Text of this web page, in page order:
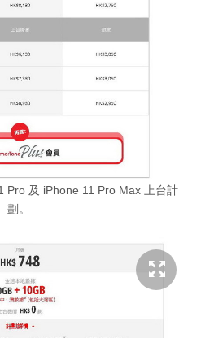
Pro 及 iPhone 11 Pro Max 上台計
劃。